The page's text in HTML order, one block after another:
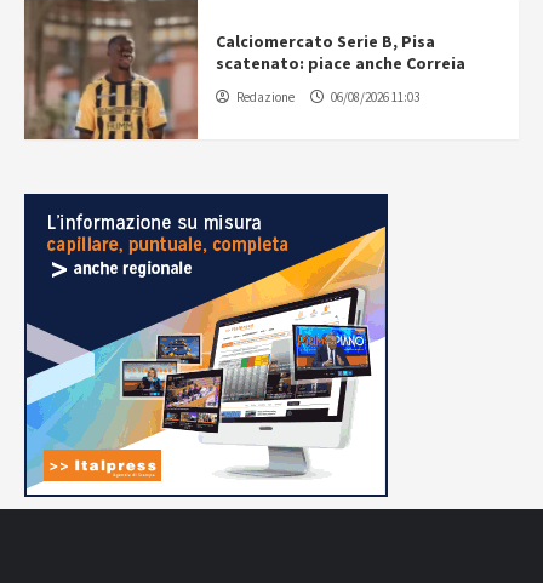
Calciomercato Serie B, Pisa
scatenato: piace anche Correia
Redazione 06/08/2026 11:03